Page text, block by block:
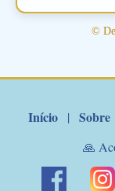
Santo Antonio!
junto a Jesus!
©
Início | Sobre
🙏